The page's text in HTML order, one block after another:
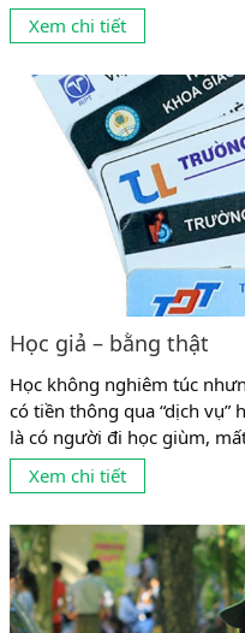
là ngành có tỉ lệ sinh viên
trung cấp, cao đẳng đến...
Xem chi tiết
Học giả – bằng thật
Học không nghiêm túc
có tiền thông qua “dịch
là có người đi học giùm,
người đi thi giùm. Chuyện
hợp pháp hóa cho những...
Xem chi tiết